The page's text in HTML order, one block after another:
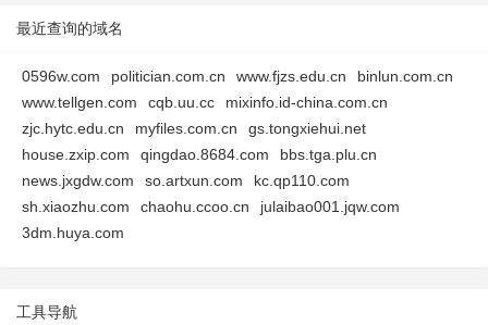
最近查询的域名
0596w.com politician.com.cn www.fjzs.edu.cn
binlun.com.cn
www.tellgen.com
cqb.uu.cc
mixinfo.id-china.com.cn
zjc.hytc.edu.cn
myfiles.com.cn
gs.tongxiehui.net
house.zxip.com
qingdao.8684.com
bbs.tga.plu.cn
news.jxgdw.com
so.artxun.com
kc.qp110.com
sh.xiaozhu.com
chaohu.ccoo.cn
julaibao001.jqw.com
3dm.huya.com
工具导航